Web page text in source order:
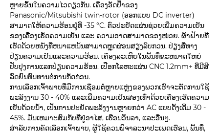
ຫຼາຍຂຶ້ນໃນຄວາມໄວດຽວກັນ. ເຄື່ອງອັດປ້ຳຂອງ
Panasonic/Mitsubishi twin-rotor (ອອກແບບ DC inverter)
ສາມາດໃຫ້ຄວາມຮ້ອນຢູ່ທີ່ -35 °C. ຕົວປະຢັດແຜ່ນຊ່ວຍເພີ່ມຄວາມເຢັນ
ຂອງເຄື່ອງເຮັດຄວາມເຢັນ ແລະ ຄວາມອາດສາມາດຂອງໜ່ວຍ. ຜ້າຝ້າຍທີ່
ເຮັດດ້ວຍຫນັງທີ່ຫນາແຫນ້ນສາມາດຫຼຸດຜ່ອນສຽງລົບກວນ. ປ່ຽງສີ່ທາງ
ປ່ຽນຄວາມເຢັນແລະຄວາມຮ້ອນ. ເຄື່ອງລະເຫີຍໃນພື້ນທີ່ຂະຫນາດໃຫຍ່
ປັບປຸງການແລກປ່ຽນຄວາມຮ້ອນ. ເປືອກໂລຫະແຜ່ນ CNC 1.2mm+ ທີ່ມີສີ
ລົດຍົນທົນທານຕໍ່ການກັດກ່ອນ.
ການເລືອກເຈົ້າພາບທີ່ມີການເຊື່ອມຕໍ່ຫຼາຍແຫຼ່ງຂອງພວກເຮົາຈະຕັດການໃຊ້
ພະລັງງານ 30 - 40% ແລະເພີ່ມຄວາມເຢັນສອງເທົ່າດ້ວຍເຄື່ອງເຮັດຄວາມ
ເຢັນດ້ວຍນໍ້າ, ເປັນການປະຢັດພະລັງງານຫຼາຍກວ່າ AC ແບບດັ້ງເດີມ 30 -
45%. ມັນເຫມາະສົມກັບທີ່ຢູ່ອາໄສ, ເຮືອນວິນລາ, ແລະອື່ນໆ.
ສໍາລັບການຄັດເລືອກເຈົ້າພາບ, ຜູ້ໃຊ້ຄວນພິຈາລະນາປະເພດເຮືອນ, ພື້ນທີ່,